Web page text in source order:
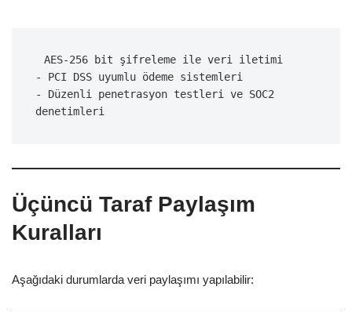
AES-256 bit şifreleme ile veri iletimi
- PCI DSS uyumlu ödeme sistemleri
- Düzenli penetrasyon testleri ve SOC2
denetimleri
Üçüncü Taraf Paylaşım
Kuralları
Aşağıdaki durumlarda veri paylaşımı yapılabilir: